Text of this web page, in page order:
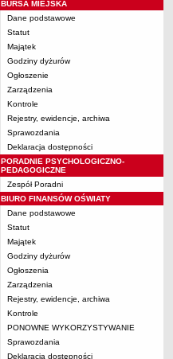
BURSA MIEJSKA
Dane podstawowe
Statut
Majątek
Godziny dyżurów
Ogłoszenie
Zarządzenia
Kontrole
Rejestry, ewidencje, archiwa
Sprawozdania
Deklaracja dostępności
PORADNIE PSYCHOLOGICZNO-
PEDAGOGICZNE
Zespół Poradni
BIURO FINANSÓW OŚWIATY
Dane podstawowe
Statut
Majątek
Godziny dyżurów
Ogłoszenia
Zarządzenia
Rejestry, ewidencje, archiwa
Kontrole
PONOWNE WYKORZYSTYWANIE
Sprawozdania
Deklaracja dostępności